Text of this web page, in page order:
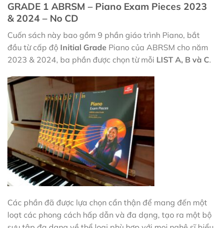
GRADE 1 ABRSM – Piano Exam Pieces 2023
& 2024 – No CD
Cuốn sách này bao gồm 9 phần giáo trình Piano, bắt
đầu từ cấp độ Initial Grade Piano của ABRSM cho năm
2023 & 2024, ba phần được chọn từ mỗi LIST A, B và C.
Các phần đã được lựa chọn cẩn thận để mang đến một
loạt các phong cách hấp dẫn và đa dạng, tạo ra một bộ